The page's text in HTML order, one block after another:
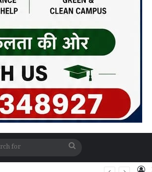
Search
for